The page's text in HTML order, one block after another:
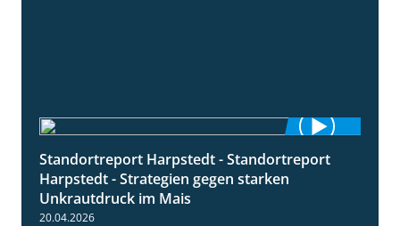
9:11
Standortreport Harpstedt - Standortreport
Harpstedt - Strategien gegen starken
Unkrautdruck im Mais
20.04.2026